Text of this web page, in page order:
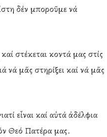
δέν μποροῦμε νά
στέκεται κοντά μας στίς
νά μᾶς στηρίξει καί νά μᾶς
εἶναι καί αὐτά ἀδέλφια
Θεό Πατέρα μας.